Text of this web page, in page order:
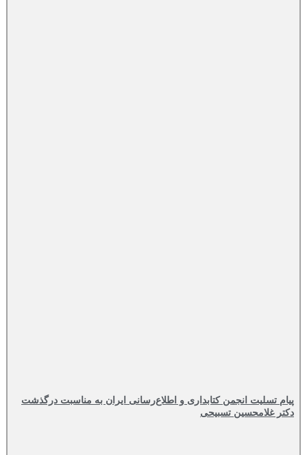
پیام تسلیت انجمن کتابداری و اطلاع‌رسانی ایران به مناسبت درگذشت
دکتر غلامحسین تسبیحی